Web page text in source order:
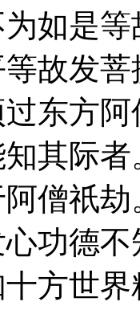
如是
故发
东方
其际
僧祇
功德
方世